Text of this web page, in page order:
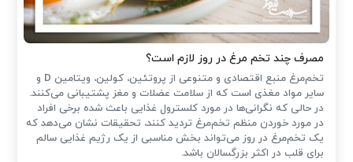
مصرف چند تخم مرغ در روز لازم است؟
تخم‌مرغ منبع اقتصادی و متنوعی از پروتئین، کولین، ویتامین D و
سایر مواد مغذی است که از سلامت عضلات و مغز پشتیبانی می‌کنند.
در حالی که نگرانی‌ها در مورد کلسترول غذایی باعث شده ‌برخی افراد
در مورد خوردن منظم تخم‌مرغ تردید کنند، تحقیقات نشان می‌دهد که
یک تخم‌مرغ در روز می‌تواند بخش مناسبی از یک رژیم غذایی سالم
برای قلب در اکثر بزرگسالان باشد.